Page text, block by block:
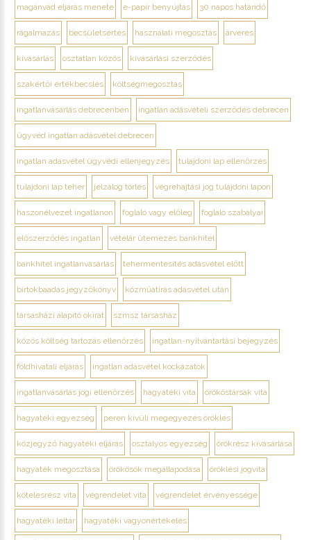
magánvád eljárás menete e-papír benyújtás 30 napos határidő
rágalmazás becsületsértés használati megosztás árverés
kivásárlás osztatlan közös kivásárlási szerződés
szakértői értékbecslés költségmegosztás
ingatlanvásárlás debrecenben ingatlan adásvételi szerződés debrecen
ügyvéd ingatlan adásvétel debrecen
ingatlan adásvétel ügyvédi ellenjegyzés tulajdoni lap ellenőrzés
tulajdoni lap teher jelzálog törlés végrehajtási jog tulajdoni lapon
haszonélvezet ingatlanon foglaló vagy előleg foglaló szabályai
előszerződés ingatlan vételár ütemezés bankhitel
bankhitel ingatlanvásárlás tehermentesítés adásvétel előtt
birtokbaadás jegyzőkönyv közműátírás adásvétel után
társasházi alapító okirat szmsz társasház
közös költség tartozás ellenőrzés ingatlan-nyilvántartási bejegyzés
földhivatali eljárás ingatlan adásvétel kockázatok
ingatlanvásárlás jogi ellenőrzés hagyatéki vita örököstársak vita
hagyatéki egyezség peren kívüli megegyezés öröklés
közjegyző hagyatéki eljárás osztályos egyezség örökrész kivásárlása
hagyaték megosztása örökösök megállapodása öröklési jogvita
kötelesrész vita végrendelet vita végrendelet érvényessége
hagyatéki leltár hagyatéki vagyonértékelés